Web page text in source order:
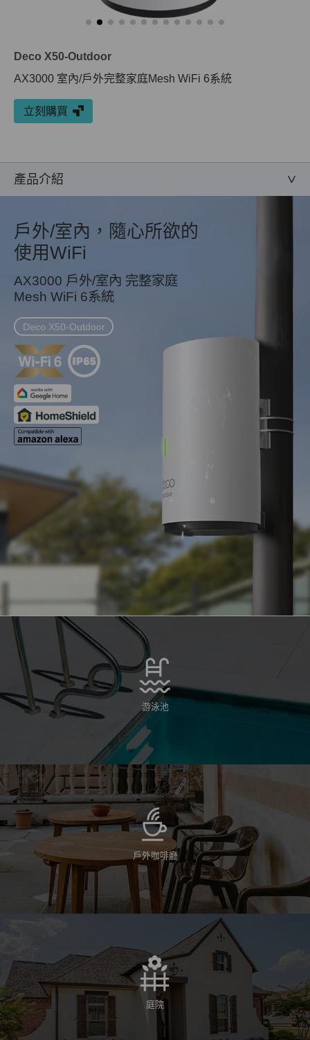
Deco X50-Outdoor
AX3000 室內/戶外完整家庭Mesh WiFi 6系統
立刻購買
產品介紹
戶外/室內，隨心所欲的
使用WiFi
AX3000 戶外/室內 完整家庭
Mesh WiFi 6系統
Deco X50-Outdoor
游泳池
戶外咖啡廳
庭院